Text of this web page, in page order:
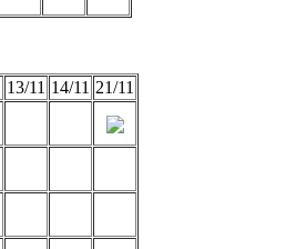
13/11 14/11 21/11